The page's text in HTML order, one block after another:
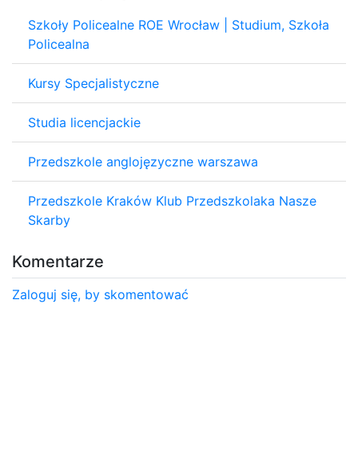
Szkoły Policealne ROE Wrocław | Studium, Szkoła
Policealna
Kursy Specjalistyczne
Studia licencjackie
Przedszkole anglojęzyczne warszawa
Przedszkole Kraków Klub Przedszkolaka Nasze
Skarby
Komentarze
Zaloguj się, by skomentować